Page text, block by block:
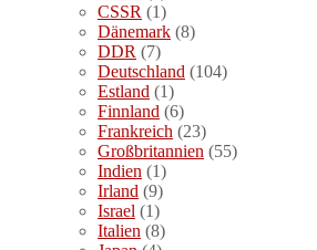
CSSR (1)
Dänemark (8)
DDR (7)
Deutschland (104)
Estland (1)
Finnland (6)
Frankreich (23)
Großbritannien (55)
Indien (1)
Irland (9)
Israel (1)
Italien (8)